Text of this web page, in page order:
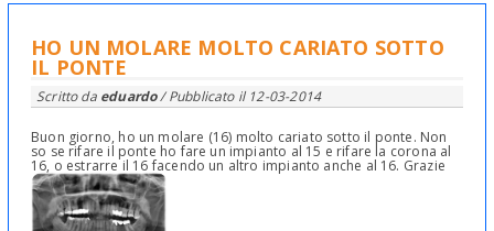
HO UN MOLARE MOLTO CARIATO SOTTO
IL PONTE
Scritto da eduardo/ Pubblicato il 12-03-2014
Buon giorno, ho un molare (16) molto cariato sotto il ponte. Non
so se rifare il ponte ho fare un impianto al 15 e rifare la corona al
16, o estrarre il 16 facendo un altro impianto anche al 16. Grazie